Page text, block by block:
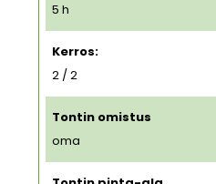
5 h
Kerros:
2 / 2
Tontin omistus
oma